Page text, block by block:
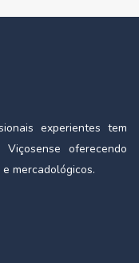
experientes tem
oferecendo
mercadológicos.